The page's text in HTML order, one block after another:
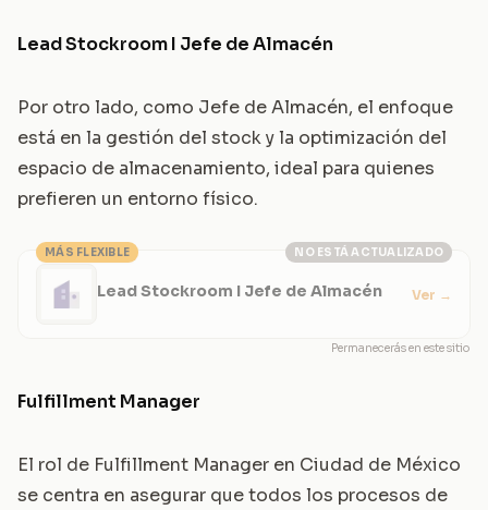
Lead Stockroom I Jefe de Almacén
Por otro lado, como Jefe de Almacén, el enfoque
está en la gestión del stock y la optimización del
espacio de almacenamiento, ideal para quienes
prefieren un entorno físico.
NO ESTÁ ACTUALIZADO
MÁS FLEXIBLE
Lead Stockroom I Jefe de Almacén Ver →
Permanecerás en este sitio
Fulfillment Manager
El rol de Fulfillment Manager en Ciudad de México
se centra en asegurar que todos los procesos de